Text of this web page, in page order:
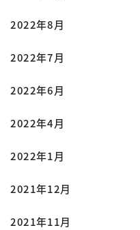
2022年8月
2022年7月
2022年6月
2022年4月
2022年1月
2021年12月
2021年11月